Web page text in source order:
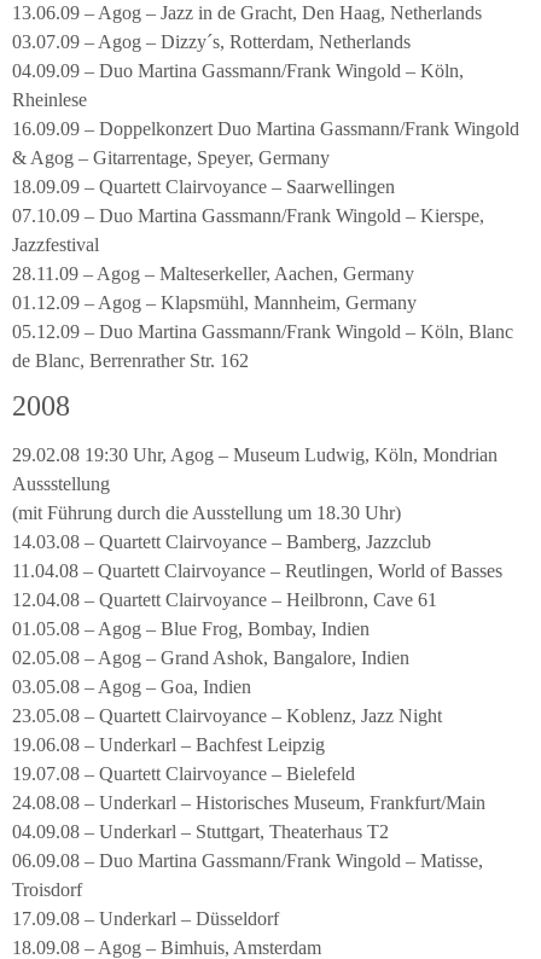
13.06.09 – Agog – Jazz in de Gracht, Den Haag, Netherlands
03.07.09 – Agog – Dizzy´s, Rotterdam, Netherlands
04.09.09 – Duo Martina Gassmann/Frank Wingold – Köln,
Rheinlese
16.09.09 – Doppelkonzert Duo Martina Gassmann/Frank Wingold
& Agog – Gitarrentage, Speyer, Germany
18.09.09 – Quartett Clairvoyance – Saarwellingen
07.10.09 – Duo Martina Gassmann/Frank Wingold – Kierspe,
Jazzfestival
28.11.09 – Agog – Malteserkeller, Aachen, Germany
01.12.09 – Agog – Klapsmühl, Mannheim, Germany
05.12.09 – Duo Martina Gassmann/Frank Wingold – Köln, Blanc
de Blanc, Berrenrather Str. 162
2008
29.02.08 19:30 Uhr, Agog – Museum Ludwig, Köln, Mondrian
Aussstellung
(mit Führung durch die Ausstellung um 18.30 Uhr)
14.03.08 – Quartett Clairvoyance – Bamberg, Jazzclub
11.04.08 – Quartett Clairvoyance – Reutlingen, World of Basses
12.04.08 – Quartett Clairvoyance – Heilbronn, Cave 61
01.05.08 – Agog – Blue Frog, Bombay, Indien
02.05.08 – Agog – Grand Ashok, Bangalore, Indien
03.05.08 – Agog – Goa, Indien
23.05.08 – Quartett Clairvoyance – Koblenz, Jazz Night
19.06.08 – Underkarl – Bachfest Leipzig
19.07.08 – Quartett Clairvoyance – Bielefeld
24.08.08 – Underkarl – Historisches Museum, Frankfurt/Main
04.09.08 – Underkarl – Stuttgart, Theaterhaus T2
06.09.08 – Duo Martina Gassmann/Frank Wingold – Matisse,
Troisdorf
17.09.08 – Underkarl – Düsseldorf
18.09.08 – Agog – Bimhuis, Amsterdam